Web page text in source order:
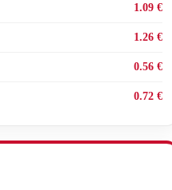
1.09 €
1.26 €
0.56 €
0.72 €